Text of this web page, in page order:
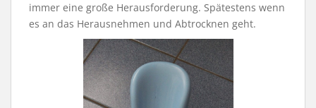
immer eine große Herausforderung. Spätestens wenn
es an das Herausnehmen und Abtrocknen geht.